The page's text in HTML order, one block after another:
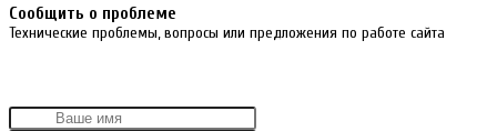
Cообщить о проблеме
Технические проблемы, вопросы или предложения по работе сайта